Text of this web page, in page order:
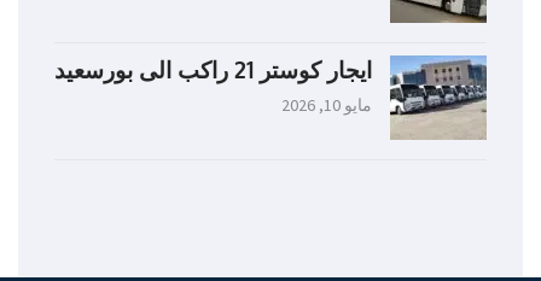
ايجار كوستر 21 راكب الى بورسعيد
مايو 10, 2026